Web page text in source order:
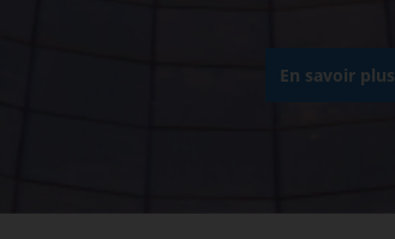
En savoir plus